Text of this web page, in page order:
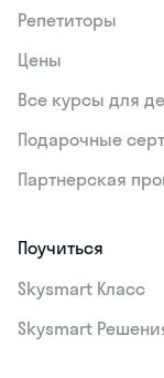
Репетиторы
Цены
Все курсы для
Подарочные
Партнерская
Поучиться
Skysmart Класс
Skysmart